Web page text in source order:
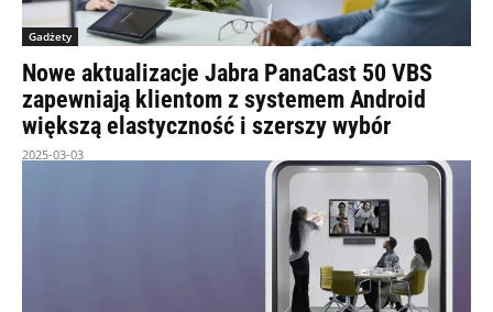
Gadżety
Nowe aktualizacje Jabra PanaCast 50 VBS
zapewniają klientom z systemem Android
większą elastyczność i szerszy wybór
2025-03-03